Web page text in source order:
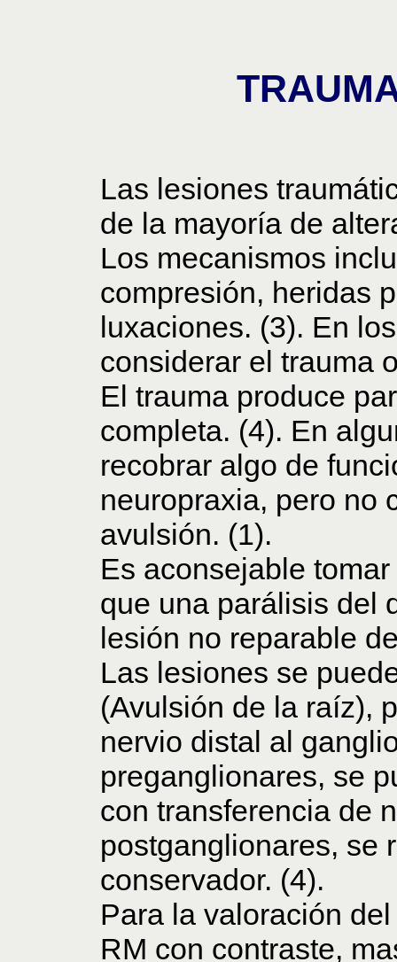
Las lesiones
de la mayoría de
Los mecanismos
compresión, heridas
luxaciones. (3). En
considerar el trauma
El trauma produce
completa. (4). En
recobrar algo de
neuropraxia, pero no
avulsión. (1).
Es aconsejable
que una parálisis del
lesión no reparable
Las lesiones se
(Avulsión de la raíz),
nervio distal al
preganglionares, se
con transferencia de
postganglionares, se
conservador. (4).
Para la valoración
RM con contraste,